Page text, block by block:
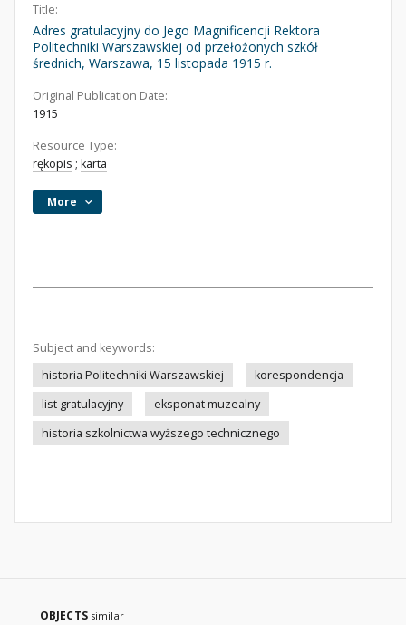
Title:
Adres gratulacyjny do Jego Magnificencji Rektora
Politechniki Warszawskiej od przełożonych szkół
średnich, Warszawa, 15 listopada 1915 r.
Original Publication Date:
1915
Resource Type:
rękopis ; karta
More
Subject and keywords:
historia Politechniki Warszawskiej
korespondencja
list gratulacyjny
eksponat muzealny
historia szkolnictwa wyższego technicznego
OBJECTS similar